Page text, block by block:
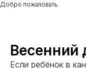
Добро пожаловать
Весенний
Если ребёнок в